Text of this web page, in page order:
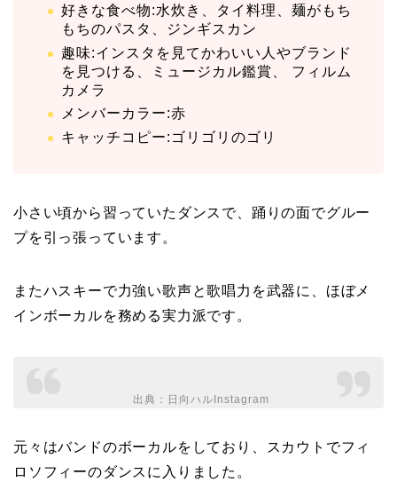
好きな食べ物:水炊き、タイ料理、麺がもち
もちのパスタ、ジンギスカン
趣味:インスタを見てかわいい人やブランド
を見つける、ミュージカル鑑賞、 フィルム
カメラ
メンバーカラー:赤
キャッチコピー:ゴリゴリのゴリ
小さい頃から習っていたダンスで、踊りの面でグルー
プを引っ張っています。
またハスキーで力強い歌声と歌唱力を武器に、ほぼメ
インボーカルを務める実力派です。
出典： 日向ハルInstagram
元々はバンドのボーカルをしており、スカウトでフィ
ロソフィーのダンスに入りました。